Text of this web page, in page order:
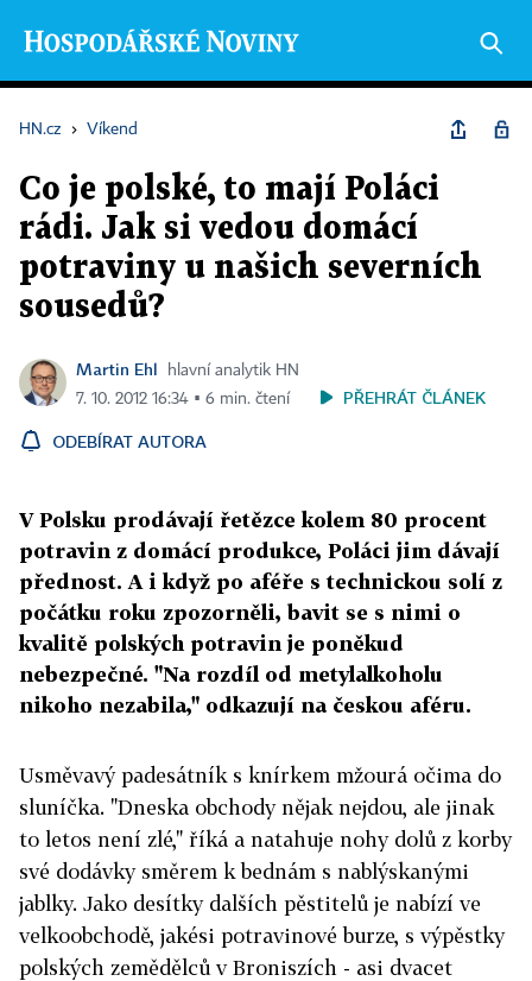
HN.cz › Víkend
Co je polské, to mají Poláci
rádi. Jak si vedou domácí
potraviny u našich severních
sousedů?
Martin Ehl
hlavní analytik HN
7. 10. 2012 16:34 ▪ 6 min. čtení
PŘEHRÁT ČLÁNEK
ODEBÍRAT AUTORA
V Polsku prodávají řetězce kolem 80 procent
potravin z domácí produkce, Poláci jim dávají
přednost. A i když po aféře s technickou solí z
počátku roku zpozorněli, bavit se s nimi o
kvalitě polských potravin je poněkud
nebezpečné. "Na rozdíl od metylalkoholu
nikoho nezabila," odkazují na českou aféru.
Usměvavý padesátník s knírkem mžourá očima do
sluníčka. "Dneska obchody nějak nejdou, ale jinak
to letos není zlé," říká a natahuje nohy dolů z korby
své dodávky směrem k bednám s nablýskanými
jablky. Jako desítky dalších pěstitelů je nabízí ve
velkoobchodě, jakési potravinové burze, s výpěstky
polských zemědělců v Broniszích - asi dvacet